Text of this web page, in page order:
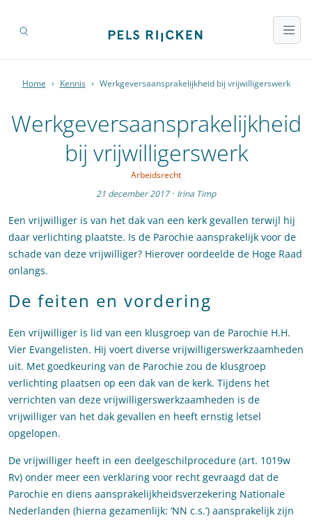
Home › Kennis › Werkgeversaansprakelijkheid bij vrijwilligerswerk
Werkgeversaansprakelijkheid
bij vrijwilligerswerk
Arbeidsrecht
21 december 2017 · Irina Timp
Een vrijwilliger is van het dak van een kerk gevallen terwijl hij
daar verlichting plaatste. Is de Parochie aansprakelijk voor de
schade van deze vrijwilliger? Hierover oordeelde de Hoge Raad
onlangs.
De feiten en vordering
Een vrijwilliger is lid van een klusgroep van de Parochie H.H.
Vier Evangelisten. Hij voert diverse vrijwilligerswerkzaamheden
uit. Met goedkeuring van de Parochie zou de klusgroep
verlichting plaatsen op een dak van de kerk. Tijdens het
verrichten van deze vrijwilligerswerkzaamheden is de
vrijwilliger van het dak gevallen en heeft ernstig letsel
opgelopen.
De vrijwilliger heeft in een deelgeschilprocedure (art. 1019w
Rv) onder meer een verklaring voor recht gevraagd dat de
Parochie en diens aansprakelijkheidsverzekering Nationale
Nederlanden (hierna gezamenlijk: ‘NN c.s.’) aansprakelijk zijn